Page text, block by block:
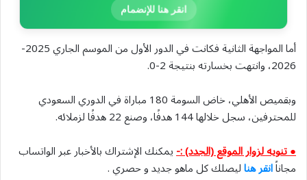
انقر هنا للإنضمام
أما المواجهة الثانية فكانت في الدور الأول من الموسم الجاري 2025-
2026، وانتهت بخسارته بنتيجة 2-0.
وبقميص الأهلي، خاض السومة 180 مباراة في الدوري السعودي
للمحترفين، سجل خلالها 144 هدفًا، وصنع 22 هدفًا لزملائه.
● تنويه لزوار الموقع (الجدد) :-يمكنك الإشتراك بالأخبار عبر الواتساب
مجاناًانقر هناليصلك كل ماهو جديد و حصري .